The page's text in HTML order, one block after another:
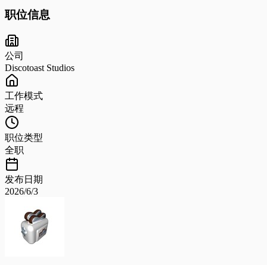
职位信息
公司
Discotoast Studios
工作模式
远程
职位类型
全职
发布日期
2026/6/3